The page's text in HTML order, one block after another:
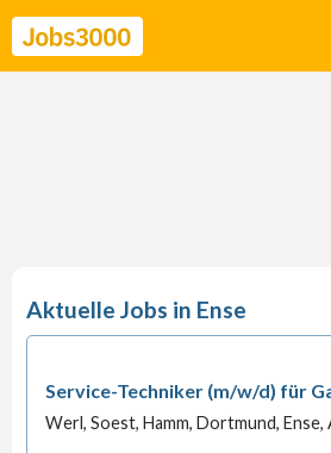
Ense
Service-Techniker (m/w/d) für
Flurförderzeuge
Werl, Soest, Hamm, Dortmund, Ense,